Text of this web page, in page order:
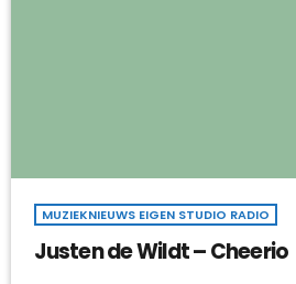
MUZIEKNIEUWS EIGEN STUDIO RADIO
Justen de Wildt – Cheerio